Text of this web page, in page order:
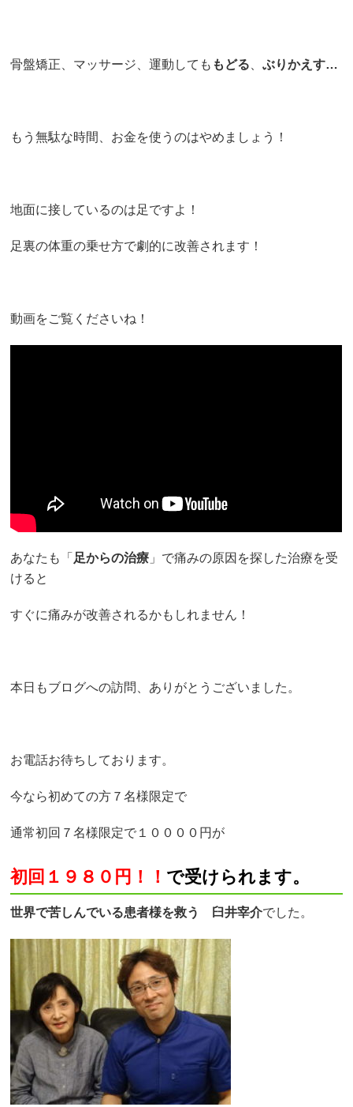
骨盤矯正、マッサージ、運動しても もどる、ぶりかえす…
もう無駄な時間、お金を使うのはやめましょう！
地面に接しているのは足ですよ！
足裏の体重の乗せ方で劇的に改善されます！
動画をご覧くださいね！
あなたも「 足からの治療 」で痛みの原因を探した治療を受
けると
すぐに痛みが改善されるかもしれません！
本日もブログへの訪問、ありがとうございました。
お電話お待ちしております。
今なら初めての方７名様限定で
通常初回７名様限定で１００００円が
初回１９８０円！！ で受けられます。
世界で苦しんでいる患者様を救う 臼井宰介でした。